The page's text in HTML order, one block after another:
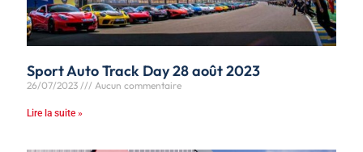
Sport Auto Track Day 28 août 2023
26/07/2023 Aucun commentaire
Lire la suite »